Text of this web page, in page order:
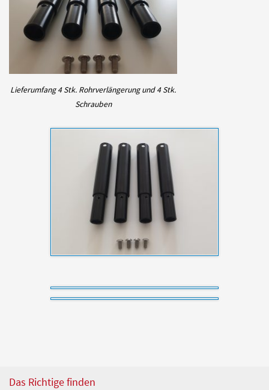
Lieferumfang 4 Stk. Rohrverlängerung und 4 Stk.
Schrauben
Das Richtige finden